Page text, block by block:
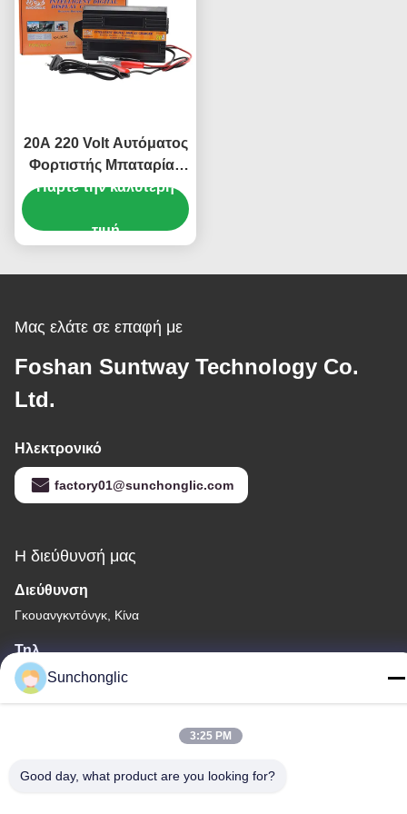
20A 220 Volt Αυτόματος
Φορτιστής Μπαταρίας
AGM GEL με Έλεγχο
Ψηφιακή Οθόνη για
Οξέος Αυτοκινήτων
Πάρτε την καλύτερη
τιμή
Μας ελάτε σε επαφή με
Foshan Suntway Technology Co.
Ltd.
Ηλεκτρονικό
factory01@sunchonglic.com
Η διεύθυνσή μας
Διεύθυνση
Γκουανγκντόνγκ, Κίνα
Τηλ.
86--13711271181
Πολιτική μυστικότητας| Sitemap
Sunchonglic
3:25 PM
Good day, what product are you looking for?